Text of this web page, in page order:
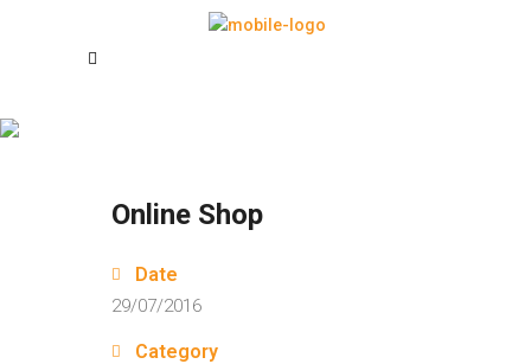
Online Shop
Date
29/07/2016
Category